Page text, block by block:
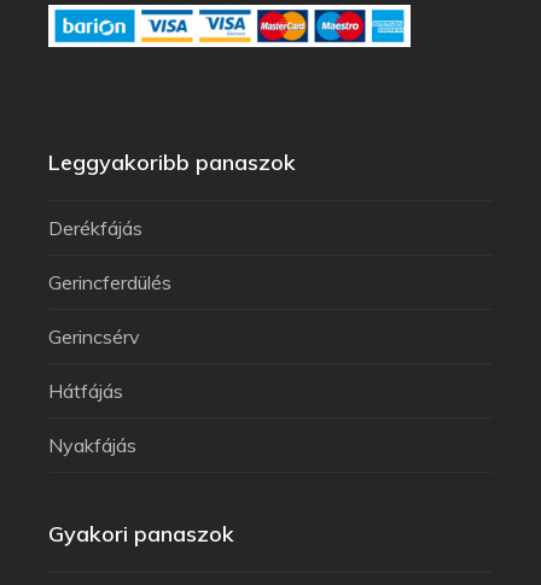
Leggyakoribb panaszok
Derékfájás
Gerincferdülés
Gerincsérv
Hátfájás
Nyakfájás
Gyakori panaszok